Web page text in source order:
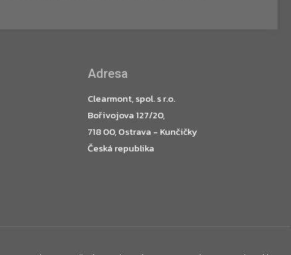
Adresa
Clearmont, spol. s r.o.
Bořivojova 127/20,
718 00, Ostrava - Kunčičky
Česká republika